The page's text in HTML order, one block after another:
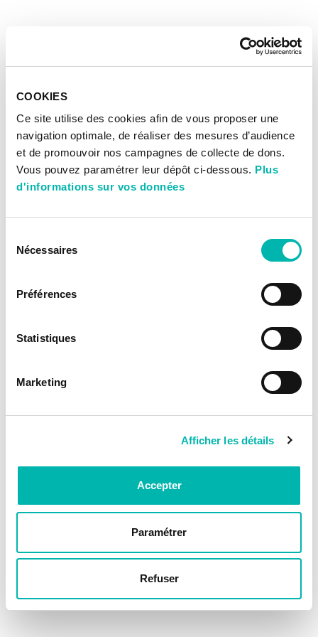
COOKIES
Ce site utilise des cookies afin de vous proposer une
navigation optimale, de réaliser des mesures d’audience
et de promouvoir nos campagnes de collecte de dons.
Vous pouvez paramétrer leur dépôt ci-dessous. Plus
d'informations sur vos données
Nécessaires
Préférences
Statistiques
Marketing
Afficher les détails
Accepter
Paramétrer
Refuser